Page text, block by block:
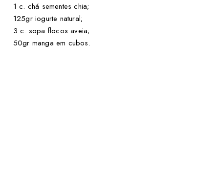
1 c. chá sementes chia;
125gr iogurte natural;
3 c. sopa flocos aveia;
50gr manga em cubos.